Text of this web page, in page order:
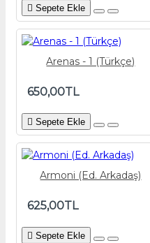
Sepete Ekle
Arenas - 1 (Türkçe)
650,00TL
Sepete Ekle
Armoni (Ed. Arkadaş)
625,00TL
Sepete Ekle